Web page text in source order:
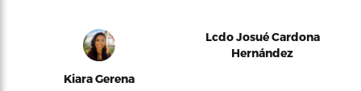
Kiara Gerena
Lcdo Josué Cardona
Hernández